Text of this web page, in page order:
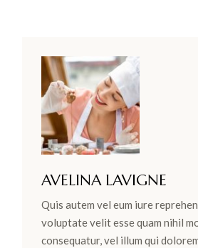
AVELINA LAVIGNE
Quis autem vel eum iure
voluptate velit esse quam nihil
consequatur, vel illum qui